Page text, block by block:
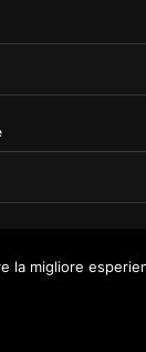
la migliore